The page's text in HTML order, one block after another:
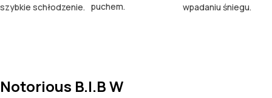
szybkie schłodzenie. puchem.
wpadaniu śniegu.
Notorious B.I.B W